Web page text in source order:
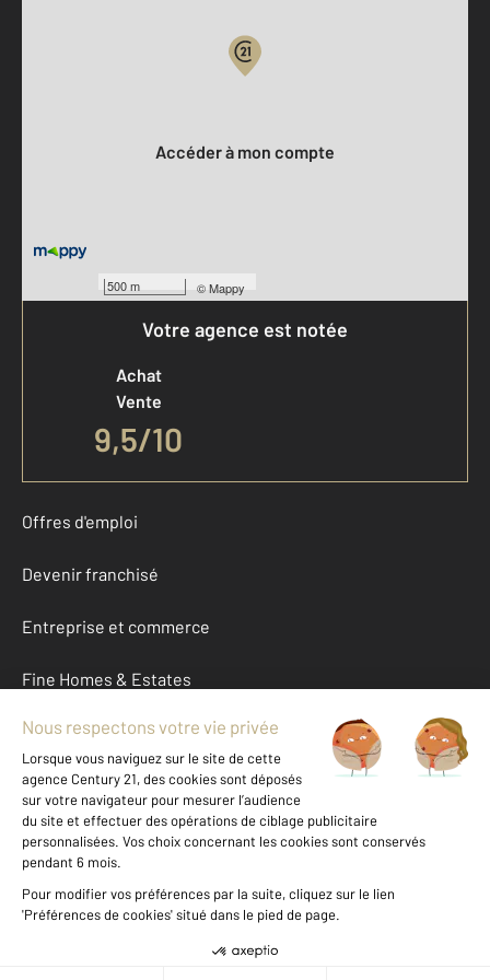
500 m ©Mappy
Accéder à mon compte
Votre agence est notée
Achat
Vente
9,5/10
Offres d'emploi
Devenir franchisé
Entreprise et commerce
Fine Homes & Estates
À propos
International
Nous contacter
Données personnelles